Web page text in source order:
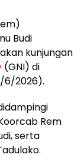
Budi
kunjungan
(GNI) di
6/2026).
Rem
serta